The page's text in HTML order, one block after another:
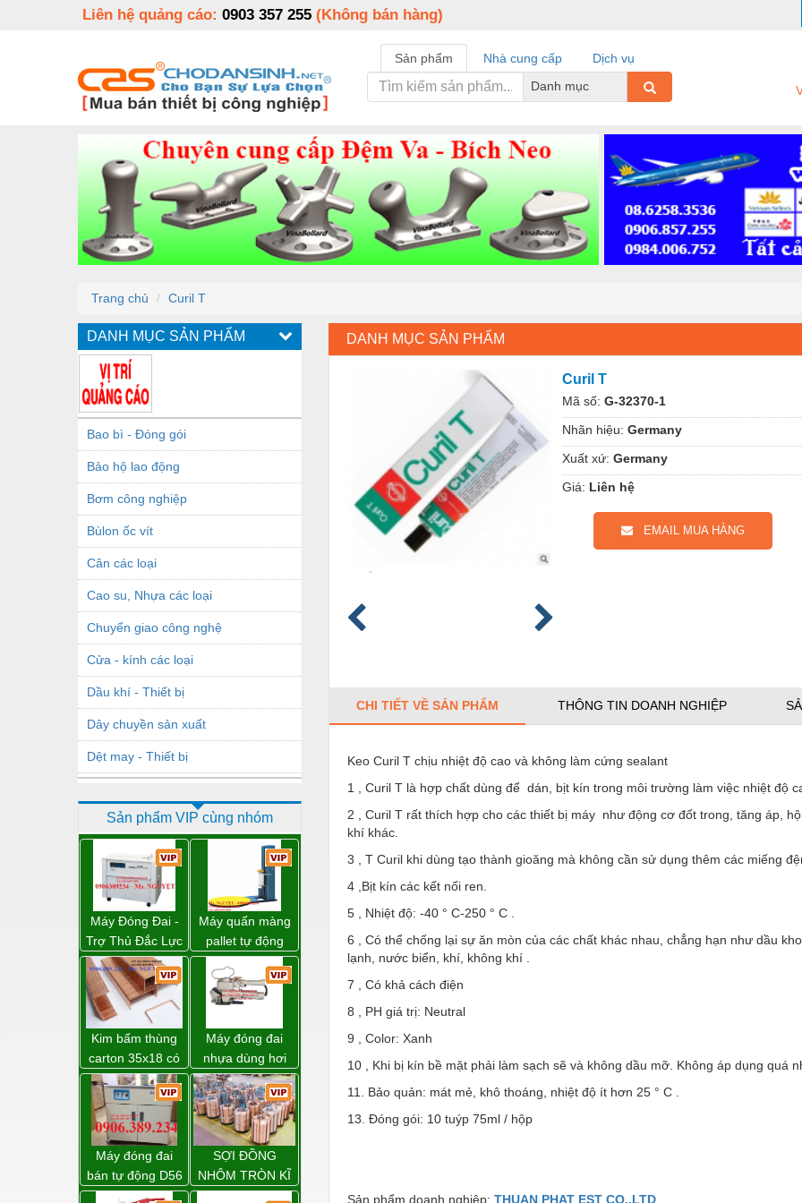
Liên hệ quảng cáo: 0903 357 255 (Không bán hàng)
Sản phẩm Nhà cung cấp
Dịch vụ
Danh mục
Trang chủ Curil T
DANH MỤC SẢN PHẨM
Bao bì - Đóng gói
Bảo hộ lao động
Bơm công nghiệp
Bùlon ốc vít
Cân các loại
Cao su, Nhựa các loại
Chuyển giao công nghệ
Cửa - kính các loại
Dầu khí - Thiết bị
Dây chuyền sản xuất
Dệt may - Thiết bị
Dịch vụ - Thi công
Điện công nghiệp
Điện gia dụng
Điện Lạnh
Đóng tàu Thiết bị
Đúc chính xác Thiết bị
Dụng cụ cầm tay
Dụng cụ cắt gọt
Dụng cụ điện
Dụng cụ đo
Gỗ - Trang thiết bị
Hàn cắt - Thiết bị
Sản phẩm VIP cùng nhóm
Máy Đóng Đai -
Trợ Thủ Đắc Lực
Cho Mọi Doanh
Nghiệp Trong
Khâu Đóng Gói
Máy quấn màng
pallet tự động
WP-55 chính
hãng Wellpack
giá tốt
Kim bấm thùng
carton 35x18 có
sẵn giá rẻ toàn
quốc
Máy đóng đai
nhựa dùng hơi
khí nén WP-20
Máy đóng đai
bán tự động D56
Strapack
SỢI ĐỒNG
NHÔM TRÒN KĨ
THUẬT ĐIỆN
DANH MỤC SẢN PHẨM
Curil T
Mã số: G-32370-1
Nhãn hiệu: Germany
Xuất xứ: Germany
Giá: Liên hệ
EMAIL MUA HÀNG
CHI TIẾT VỀ SẢN PHẨM THÔNG TIN DOANH NGHIỆP
Keo Curil T chịu nhiệt độ cao và không làm cứng sealant
1 , Curil T là hợp chất dùng để dán, bịt kín trong môi trường làm việc nhiệt độ
2 , Curil T rất thích hợp cho các thiết bị máy như động cơ đốt trong, tăng áp,
khí khác.
3 , T Curil khi dùng tạo thành gioăng mà không cần sử dụng thêm các miếng
4 ,Bịt kín các kết nối ren.
5 , Nhiệt độ: -40 ° C-250 ° C .
6 , Có thể chống lại sự ăn mòn của các chất khác nhau, chẳng hạn như dầu
lạnh, nước biển, khí, không khí .
7 , Có khả cách điện
8 , PH giá trị: Neutral
9 , Color: Xanh
10 , Khi bị kín bề mặt phải làm sạch sẽ và không dầu mỡ. Không áp dụng quá
11. Bảo quản: mát mẻ, khô thoáng, nhiệt độ ít hơn 25 ° C .
13. Đóng gói: 10 tuýp 75ml / hộp
Sản phẩm doanh nghiệp: THUAN PHAT EST CO.,LTD